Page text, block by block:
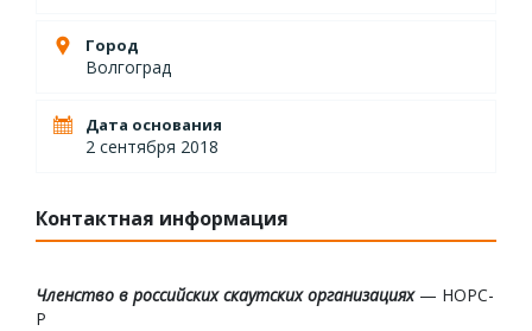
Город
Волгоград
Дата основания
2 сентября 2018
Контактная информация
Членство в российских скаутских организациях— НОРС-
Р